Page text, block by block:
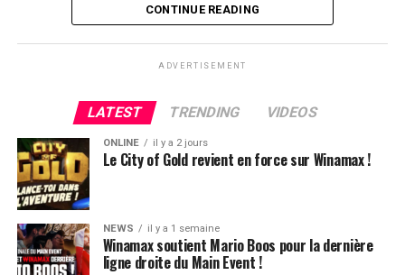
Flop QJ4. All-in de Ludovic et insta call de Logghe, avec
peine une BB, qu’il perdra le coup suivant contre le
même adversaire.
Ludovic Soleau sort donc à la troisième place, pour un
joli gain de 15720€ !
Place au heads-up final.
CONTINUE READING
ADVERTISEMENT
LATEST TRENDING VIDEOS
ONLINE il y a 2 jours
Le City of Gold revient en force sur Winamax !
NEWS il y a 1 semaine
Winamax soutient Mario Boos pour la dernière
ligne droite du Main Event !